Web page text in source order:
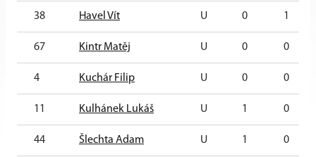
38 Havel Vít U 0 1
67 Kintr Matěj U 0 0
4 Kuchár Filip U 0 0
11 Kulhánek Lukáš U 1 0
44 Šlechta Adam U 1 0